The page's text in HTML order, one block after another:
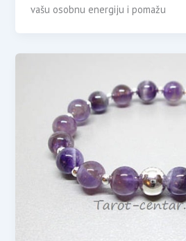
vašu osobnu energiju i pomažu